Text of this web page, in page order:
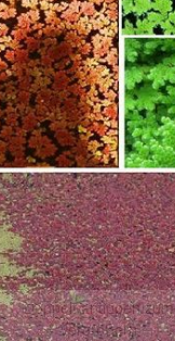
Doppelt antippen zum
vergrößern